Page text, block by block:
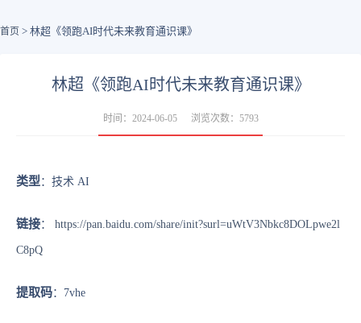
首页 > 林超《领跑AI时代未来教育通识课》
林超《领跑AI时代未来教育通识课》
时间：2024-06-05 浏览次数：5793
类型 ：技术 AI
链接： https://pan.baidu.com/share/init?surl=uWtV3Nbkc8DOLpwe2l
C8pQ
提取码：7vhe